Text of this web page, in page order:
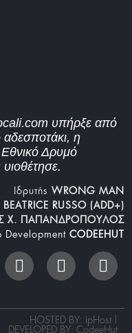
υπήρξε από
η
Δρυμό
Iδρυτής WRONG MAN
BEATRICE RUSSO (ADD+)
Χ. ΠΑΠΑΝΔΡΟΠΟΥΛΟΣ
Development CODEEHUT
HOSTED BY: IpHost |
DEVELOPED BY: CodeeHut